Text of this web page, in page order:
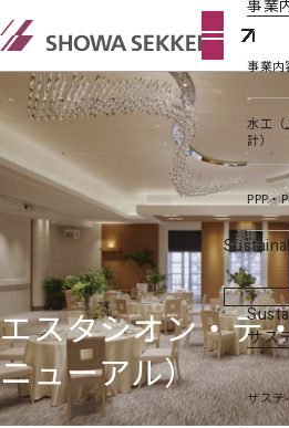
事業
事業内
水工（
計）
PPP・
サス
サステ
エスタシオン・デ
ニューアル）